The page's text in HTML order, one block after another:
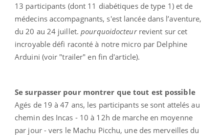
13 participants (dont 11 diabétiques de type 1) et de
médecins accompagnants, s'est lancée dans l’aventure,
du 20 au 24 juillet.pourquoidocteurrevient sur cet
incroyable défi raconté à notre micro par Delphine
Arduini (voir "trailer" en fin d'article).
Se surpasser pour montrer que tout est possible
Agés de 19 à 47 ans, les participants se sont attelés au
chemin des Incas - 10 à 12h de marche en moyenne
par jour - vers le Machu Picchu, une des merveilles du